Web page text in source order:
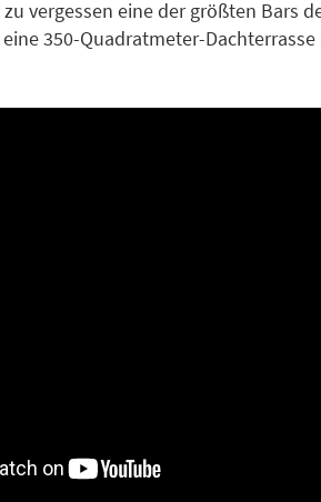
vergessen eine der größten Bars
350-Quadratmeter-